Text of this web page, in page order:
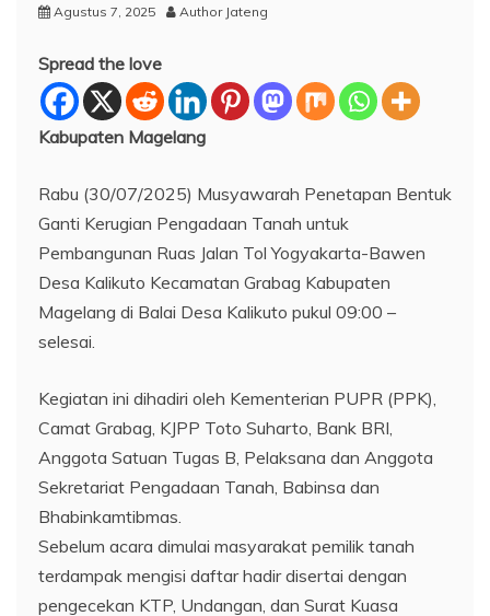
Agustus 7, 2025 Author Jateng
Spread the love
Kabupaten Magelang
Rabu (30/07/2025) Musyawarah Penetapan Bentuk
Ganti Kerugian Pengadaan Tanah untuk
Pembangunan Ruas Jalan Tol Yogyakarta-Bawen
Desa Kalikuto Kecamatan Grabag Kabupaten
Magelang di Balai Desa Kalikuto pukul 09:00 –
selesai.
Kegiatan ini dihadiri oleh Kementerian PUPR (PPK),
Camat Grabag, KJPP Toto Suharto, Bank BRI,
Anggota Satuan Tugas B, Pelaksana dan Anggota
Sekretariat Pengadaan Tanah, Babinsa dan
Bhabinkamtibmas.
Sebelum acara dimulai masyarakat pemilik tanah
terdampak mengisi daftar hadir disertai dengan
pengecekan KTP, Undangan, dan Surat Kuasa